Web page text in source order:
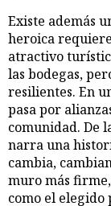
Existe además
heroica
atractivo
las bodegas,
resilientes. En
pasa por
comunidad. De
narra una
cambia,
muro más
como el